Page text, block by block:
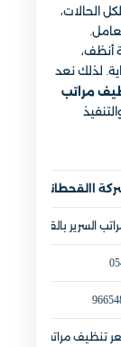
الحالات،
أنظف،
لذلك نعد
مراتب
االقحطاني
السرير بالقطيف
تنظيف مراتب السرير